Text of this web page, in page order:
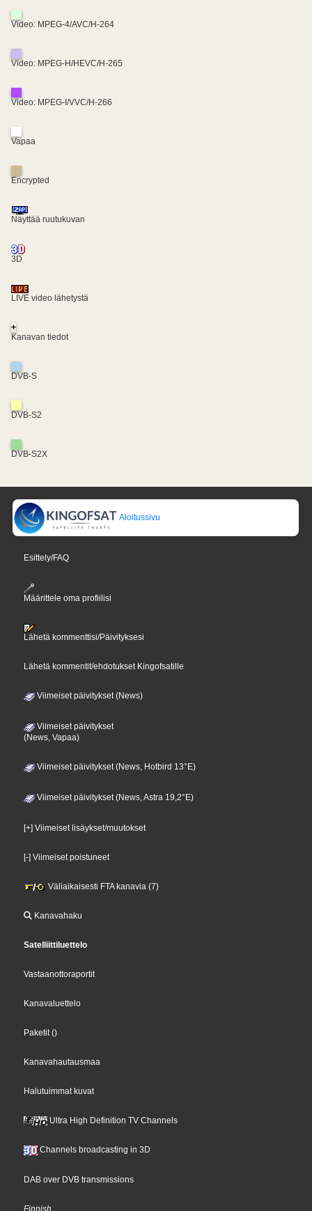
Video: MPEG-4/AVC/H-264
Video: MPEG-H/HEVC/H-265
Video: MPEG-I/VVC/H-266
Vapaa
Encrypted
Näyttää ruutukuvan
3D
LIVE video lähetystä
+
Kanavan tiedot
DVB-S
DVB-S2
DVB-S2X
Aloitussivu
Esittely/FAQ
Määrittele oma profiilisi
Lähetä kommenttisi/Päivityksesi
Lähetä kommentit/ehdotukset Kingofsatille
Viimeiset päivitykset (News)
Viimeiset päivitykset
(News, Vapaa)
Viimeiset päivitykset (News, Hotbird 13°E)
Viimeiset päivitykset (News, Astra 19,2°E)
[+] Viimeiset lisäykset/muutokset
[-] Viimeiset poistuneet
Väliaikaisesti FTA kanavia (7)
Kanavahaku
Satelliittiluettelo
Vastaanottoraportit
Kanavaluettelo
Paketit ()
Kanavahautausmaa
Halutuimmat kuvat
Ultra High Definition TV Channels
Channels broadcasting in 3D
DAB over DVB transmissions
Finnish